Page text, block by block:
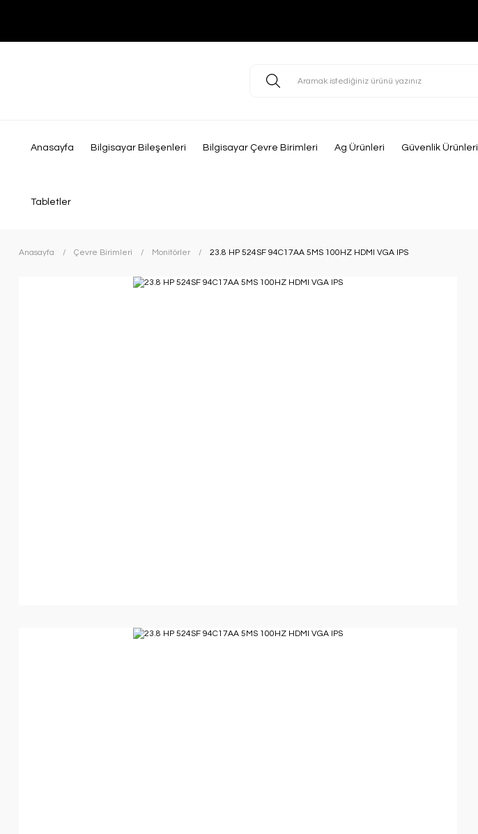
Anasayfa Bilgisayar Bileşenleri Bilgisayar Çevre Birimleri Ag Ürünleri Güvenlik Ürünleri
Tabletler
Anasayfa Çevre Birimleri Monitörler 23.8 HP 524SF 94C17AA 5MS 100HZ HDMI VGA IPS